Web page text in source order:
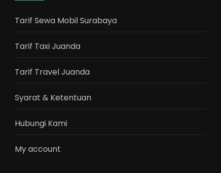
Tarif Sewa Mobil Surabaya
Tarif Taxi Juanda
Tarif Travel Juanda
Syarat & Ketentuan
Hubungi Kami
My account